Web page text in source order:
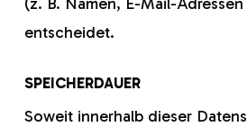
entscheidet.
SPEICHERDAUER
Soweit innerhalb dieser